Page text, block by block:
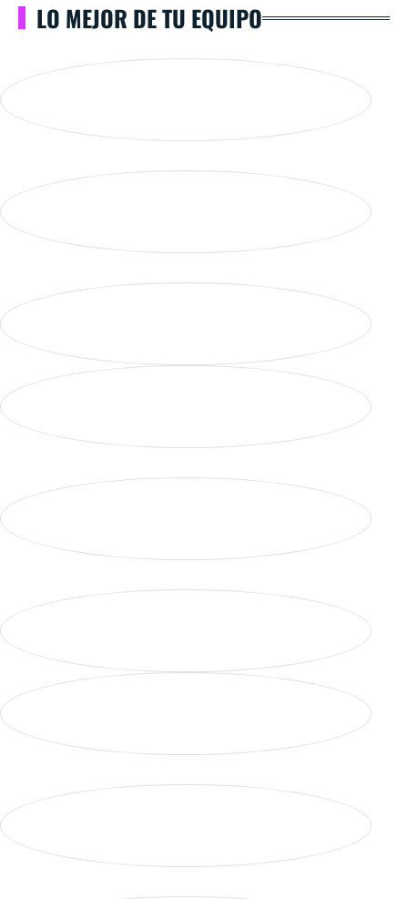
LO MEJOR DE TU EQUIPO